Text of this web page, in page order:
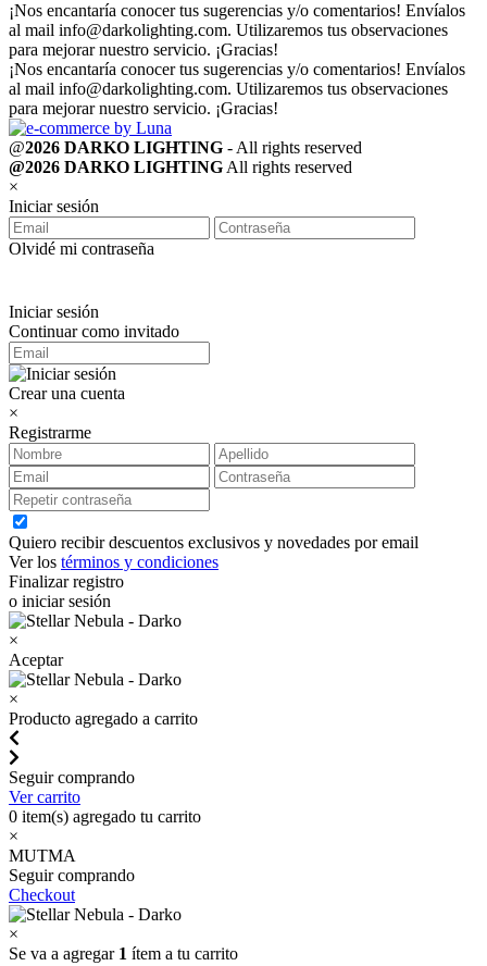
¡Nos encantaría conocer tus sugerencias y/o comentarios! Envíalos
al mail info@darkolighting.com. Utilizaremos tus observaciones
para mejorar nuestro servicio. ¡Gracias!
¡Nos encantaría conocer tus sugerencias y/o comentarios! Envíalos
al mail info@darkolighting.com. Utilizaremos tus observaciones
para mejorar nuestro servicio. ¡Gracias!
@2026 DARKO LIGHTING - All rights reserved
@2026 DARKO LIGHTINGAll rights reserved
×
Iniciar sesión
Olvidé mi contraseña
Iniciar sesión
Continuar como invitado
Crear una cuenta
×
Registrarme
Quiero recibir descuentos exclusivos y novedades por email
Ver los términos y condiciones
Finalizar registro
o iniciar sesión
×
Aceptar
×
Producto agregado a carrito
Seguir comprando
Ver carrito
0 item(s) agregado tu carrito
×
MUTMA
Seguir comprando
Checkout
×
Se va a agregar 1 ítem a tu carrito